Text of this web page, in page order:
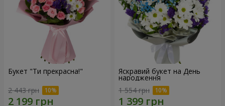
Букет "Ти прекрасна!"
2 443 грн
Яскравий букет на День
народження
1 554 грн